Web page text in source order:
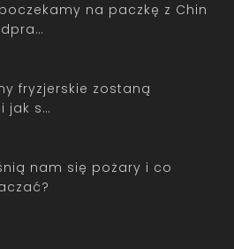
na paczkę z Chin
fryzjerskie zostaną
jak s…
nam się pożary i co